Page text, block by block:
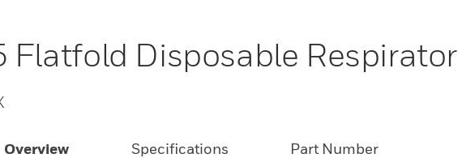
Disposable Respirator
Overview Specifications Part Number